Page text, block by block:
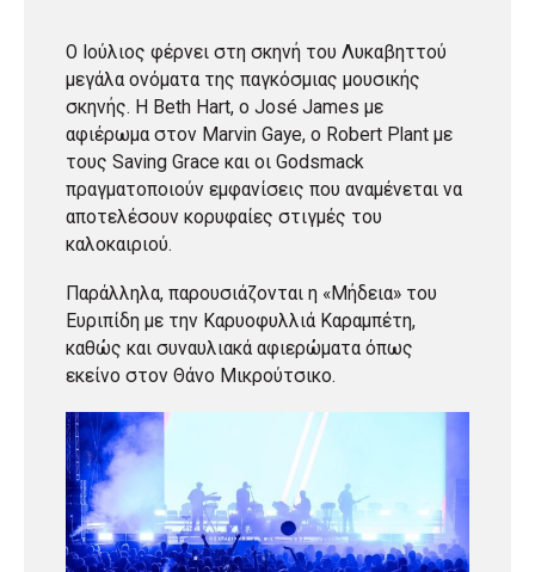
Ο Ιούλιος φέρνει στη σκηνή του Λυκαβηττού
μεγάλα ονόματα της παγκόσμιας μουσικής
σκηνής. Η Beth Hart, ο José James με
αφιέρωμα στον Marvin Gaye, ο Robert Plant με
τους Saving Grace και οι Godsmack
πραγματοποιούν εμφανίσεις που αναμένεται να
αποτελέσουν κορυφαίες στιγμές του
καλοκαιριού.
Παράλληλα, παρουσιάζονται η «Μήδεια» του
Ευριπίδη με την Καρυοφυλλιά Καραμπέτη,
καθώς και συναυλιακά αφιερώματα όπως
εκείνο στον Θάνο Μικρούτσικο.